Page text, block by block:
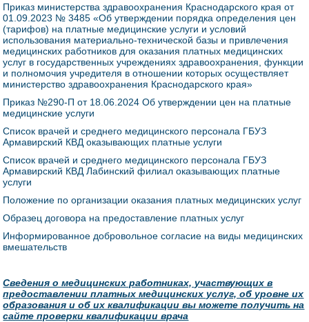
Приказ министерства здравоохранения Краснодарского края от
01.09.2023 № 3485 «Об утверждении порядка определения цен
(тарифов) на платные медицинские услуги и условий
использования материально-технической базы и привлечения
медицинских работников для оказания платных медицинских
услуг в государственных учреждениях здравоохранения, функции
и полномочия учредителя в отношении которых осуществляет
министерство здравоохранения Краснодарского края»
Приказ №290-П от 18.06.2024 Об утверждении цен на платные
медицинские услуги
Список врачей и среднего медицинского персонала ГБУЗ
Армавирский КВД оказывающих платные услуги
Список врачей и среднего медицинского персонала ГБУЗ
Армавирский КВД Лабинский филиал оказывающих платные
услуги
Положение по организации оказания платных медицинских услуг
Образец договора на предоставление платных услуг
Информированное добровольное согласие на виды медицинских
вмешательств
Сведения о медицинских работниках, участвующих в
предоставлении платных медицинских услуг, об уровне их
образования и об их квалификации вы можете получить на
сайте проверки квалификации врача